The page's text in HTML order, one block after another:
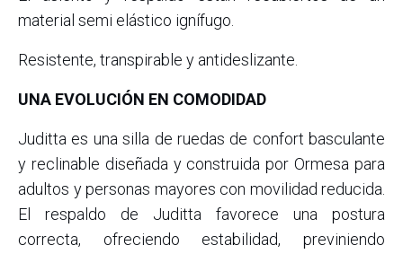
material semi elástico ignífugo.
Resistente, transpirable y antideslizante.
UNA EVOLUCIÓN EN COMODIDAD
Juditta es una silla de ruedas de confort basculante
y reclinable diseñada y construida por Ormesa para
adultos y personas mayores con movilidad reducida.
El respaldo de Juditta favorece una postura
correcta, ofreciendo estabilidad, previniendo